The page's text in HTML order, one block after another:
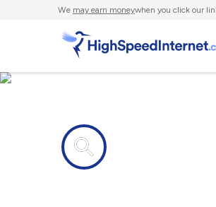
We may earn moneywhen you click our